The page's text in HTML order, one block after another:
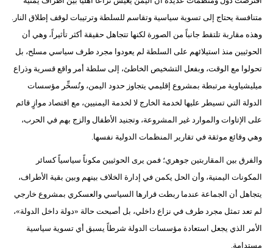
متنافسة يحتاج إلى تسوية سياسية وتقاسم للسلطة وترتيبات لوقف إطلاق النار.
وهذه مقاربة تلتقط جانباً من الصورة لكنها تتجاهل حقيقة أكثر تأثيراً، وهي أن
الحوثيين منذ استيلائهم على السلطة لم يعودوا مجرد طرف سياسي مسلح، بل
تحولوا مع الوقت، وبفعل التشخيص الخاطئ، إلى سلطة أمر واقع قسرية وذراع
ميليشياوية مرتبطة بمشروع إقليمي يتجاوز حدود اليمن، وتُسخِّر مؤسسات
الدولة التي تسيطر عليها لخدمة الخارج لا لخدمة اليمنيين، مع اقتصاد موازٍ قائم
على الإتاوات والموارد غير المشروعة، وتجنيد الأطفال والزج بهم في الحرب،
وهي وقائع موثقة في تقارير المنظمات الدولية نفسها.
والفرق بين المقاربتين جوهري؛ فمن يرى الحوثيين مكوناً سياسياً كسائر
المكونات اليمنية، وأن الحل يكمن في إدارة الخلاف بينهم وبين بقية الأطراف،
يتجاهل أن الجماعة عندما ربطت قرارها السياسي والعسكري بمشروع خارجي
لم تعد تمثل مجرد طرف في نزاع داخلي، بل أصبحت حالة «دولة داخل الدولة»،
الأمر الذي يجعل استعادة مؤسسات الدولة شرطاً يسبق أي تسوية سياسية
مستدامة.